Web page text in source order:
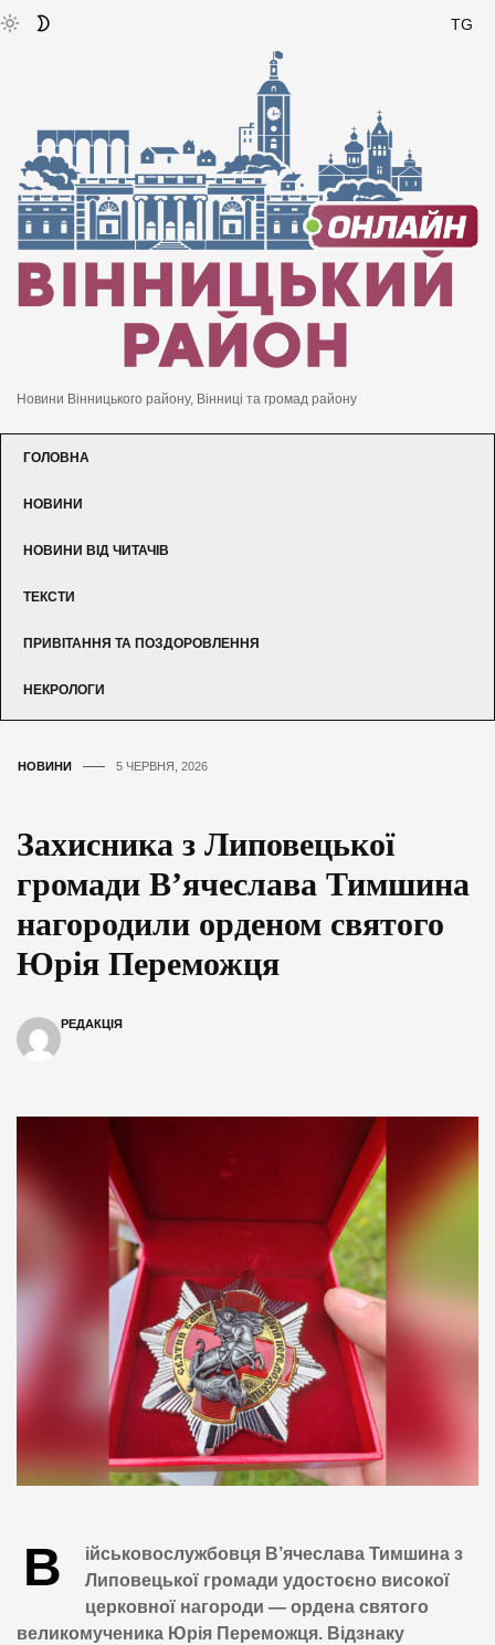
TG
Новини Вінницького району, Вінниці та громад району
ГОЛОВНА
НОВИНИ
НОВИНИ ВІД ЧИТАЧІВ
ТЕКСТИ
ПРИВІТАННЯ ТА ПОЗДОРОВЛЕННЯ
НЕКРОЛОГИ
НОВИНИ 5 ЧЕРВНЯ, 2026
Захисника з Липовецької
громади В’ячеслава Тимшина
нагородили орденом святого
Юрія Переможця
РЕДАКЦІЯ
В
ійськовослужбовця В’ячеслава Тимшина з
Липовецької громади удостоєно високої
церковної нагороди — ордена святого
великомученика Юрія Переможця. Відзнаку